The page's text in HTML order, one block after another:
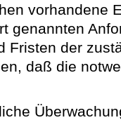
vorhandene
genannten
Fristen der
daß die